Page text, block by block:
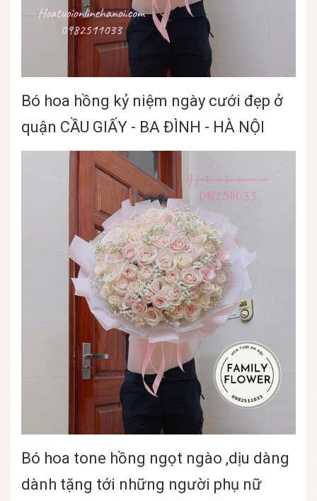
Bó hoa hồng kỷ niệm ngày cưới đẹp ở
quận CẦU GIẤY - BA ĐÌNH - HÀ NỘI
Bó hoa tone hồng ngọt ngào ,dịu dàng
dành tặng tới những người phụ nữ